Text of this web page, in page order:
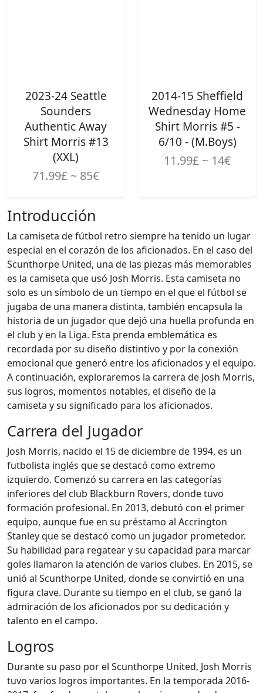
2023-24 Seattle
Sounders
Authentic Away
Shirt Morris #13
(XXL)
71.99£ ~ 85€
2014-15 Sheffield
Wednesday Home
Shirt Morris #5 -
6/10 - (M.Boys)
11.99£ ~ 14€
Introducción
La camiseta de fútbol retro siempre ha tenido un lugar
especial en el corazón de los aficionados. En el caso del
Scunthorpe United, una de las piezas más memorables
es la camiseta que usó Josh Morris. Esta camiseta no
solo es un símbolo de un tiempo en el que el fútbol se
jugaba de una manera distinta, también encapsula la
historia de un jugador que dejó una huella profunda en
el club y en la Liga. Esta prenda emblemática es
recordada por su diseño distintivo y por la conexión
emocional que generó entre los aficionados y el equipo.
A continuación, exploraremos la carrera de Josh Morris,
sus logros, momentos notables, el diseño de la
camiseta y su significado para los aficionados.
Carrera del Jugador
Josh Morris, nacido el 15 de diciembre de 1994, es un
futbolista inglés que se destacó como extremo
izquierdo. Comenzó su carrera en las categorías
inferiores del club Blackburn Rovers, donde tuvo
formación profesional. En 2013, debutó con el primer
equipo, aunque fue en su préstamo al Accrington
Stanley que se destacó como un jugador prometedor.
Su habilidad para regatear y su capacidad para marcar
goles llamaron la atención de varios clubes. En 2015, se
unió al Scunthorpe United, donde se convirtió en una
figura clave. Durante su tiempo en el club, se ganó la
admiración de los aficionados por su dedicación y
talento en el campo.
Logros
Durante su paso por el Scunthorpe United, Josh Morris
tuvo varios logros importantes. En la temporada 2016-